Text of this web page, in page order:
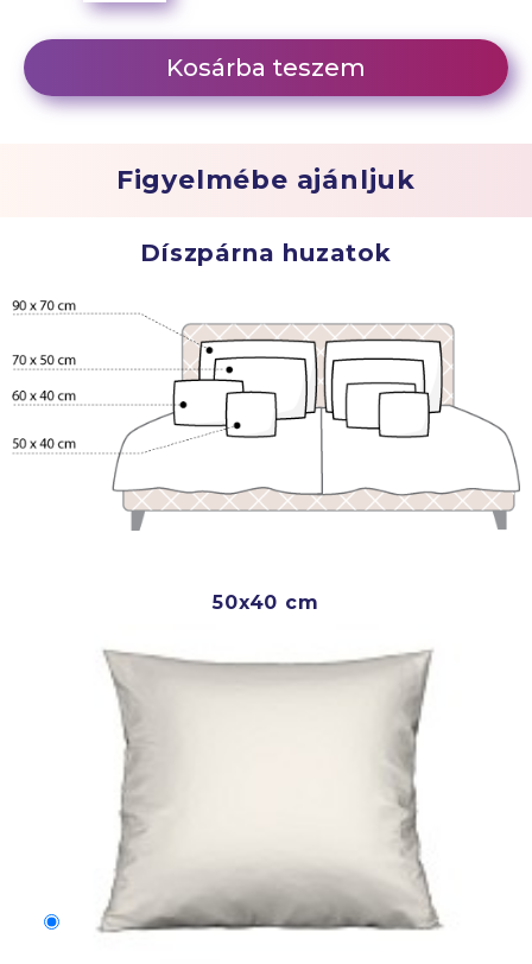
Kosárba teszem
Figyelmébe ajánljuk
Díszpárna huzatok
50x40 cm
50x40 cm